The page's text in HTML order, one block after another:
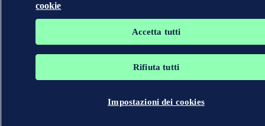
cookie
Accetta tutti
Rifiuta tutti
Impostazioni dei cookies